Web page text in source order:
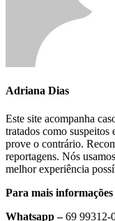
Adriana Dias
Este site acompanha
tratados como suspeitos
prove o contrário.
reportagens. Nós
melhor experiência
Para mais
Whatsapp –69 99312-